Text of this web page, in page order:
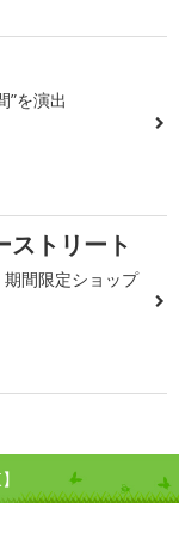
”を演出
ストリート
間限定ショップ